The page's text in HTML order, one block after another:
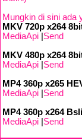
Mungkin di sini ada
MKV 720p x264
MediaApi Send
MKV 480p x264
MediaApi Send
MP4 360p x265
MediaApi Send
MP4 360p x264
MediaApi Send